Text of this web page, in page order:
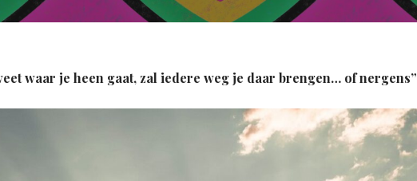
waar je heen gaat, zal iedere weg je daar brengen… of nergens”